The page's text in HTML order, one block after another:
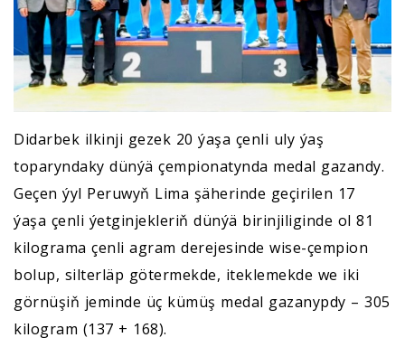
Didarbek ilkinji gezek 20 ýaşa çenli uly ýaş
toparyndaky dünýä çempionatynda medal gazandy.
Geçen ýyl Peruwyň Lima şäherinde geçirilen 17
ýaşa çenli ýetginjekleriň dünýä birinjiliginde ol 81
kilograma çenli agram derejesinde wise-çempion
bolup, silterläp götermekde, iteklemekde we iki
görnüşiň jeminde üç kümüş medal gazanypdy – 305
kilogram (137 + 168).